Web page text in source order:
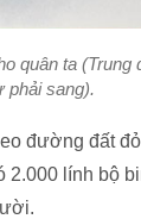
quân ta
phải sang).
đường đất
2.000 lính bộ